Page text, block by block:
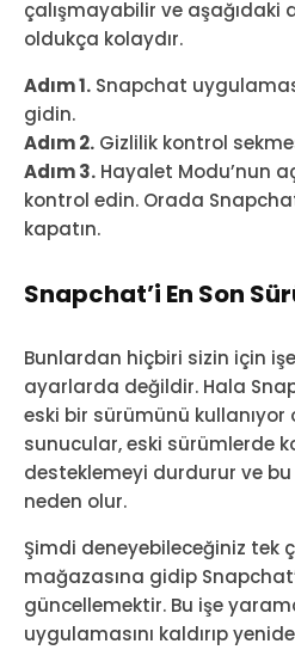
çalışmayabilir ve aşağıdaki
oldukça kolaydır.
Adım 1. Snapchat
gidin.
Adım 2. Gizlilik kontrol
Adım 3. Hayalet Modu’nun
kontrol edin. Orada
kapatın.
Snapchat’i En Son
Bunlardan hiçbiri sizin için
ayarlarda değildir. Hala
eski bir sürümünü kullanıyor
sunucular, eski sürümlerde
desteklemeyi durdurur ve
neden olur.
Şimdi deneyebileceğiniz tek
mağazasına gidip
güncellemektir. Bu işe
uygulamasını kaldırıp